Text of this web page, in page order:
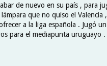
de nuevo en su país , para
que no quiso el
a la liga española . Jugó
para el mediapunta uruguayo .